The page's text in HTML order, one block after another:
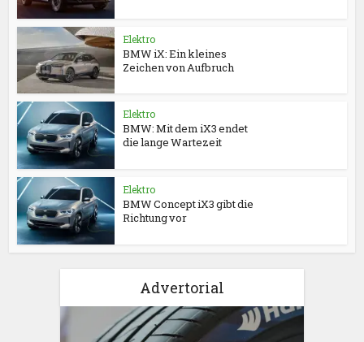
Elektro
BMW iX: Ein kleines
Zeichen von Aufbruch
Elektro
BMW: Mit dem iX3 endet
die lange Wartezeit
Elektro
BMW Concept iX3 gibt die
Richtung vor
Advertorial